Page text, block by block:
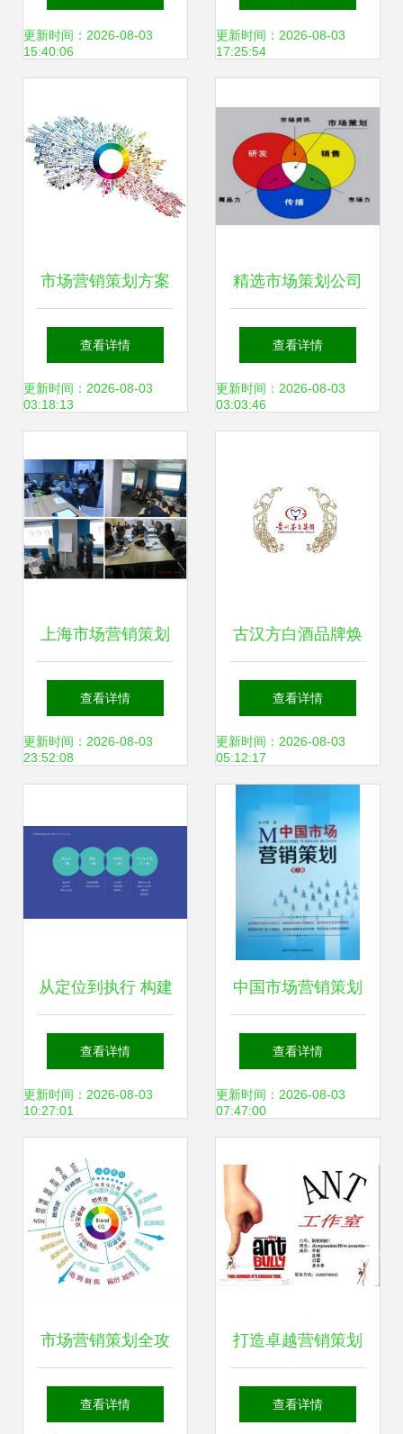
统化指南
更新时间：2026-08-03
15:40:06
能力导向的市场营
更新时间：2026-08-03
17:25:54
市场营销策划方案
企业制胜市场的蓝
图与引擎
查看详情
更新时间：2026-08-03
03:18:13
精选市场策划公司
洞悉趋势，赋能品
牌增长
查看详情
更新时间：2026-08-03
03:03:46
上海市场营销策划
职业形象与商务礼
仪咨询式企业内训
查看详情
更新时间：2026-08-03
23:52:08
古汉方白酒品牌焕
新 包装设计与整合
营销策划方案
查看详情
更新时间：2026-08-03
05:12:17
从定位到执行 构建
高效品牌营销策略
的五大核心方法
查看详情
更新时间：2026-08-03
10:27:01
中国市场营销策划
策略、本土化与数
字化变革
查看详情
更新时间：2026-08-03
07:47:00
市场营销策划全攻
略 从无从下手到游
查看详情
打造卓越营销策划
能力 市场营销策划
查看详情